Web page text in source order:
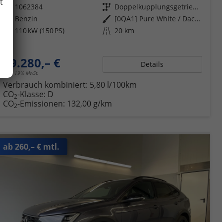
1062384 Getriebe
Doppelkupplungsgetriebe (DSG)
Benzin Außenfarbe
[0QA1] Pure White / Dach Schwarz
110 kW (150 PS) Kilometerstand 20 km
29.280,– €
incl. 19% MwSt.
Details
Verbrauch kombiniert: 5,80 l/100km
CO2-Klasse: D
CO2-Emissionen: 132,00 g/km
ab 260,– € mtl.